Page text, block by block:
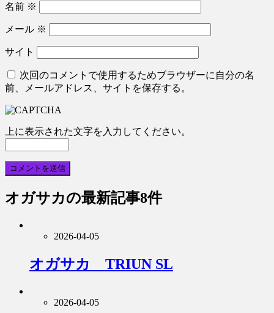
名前 ※
メール ※
サイト
次回のコメントで使用するためブラウザーに自分の名
前、メールアドレス、サイトを保存する。
上に表示された文字を入力してください。
オガサカの最新記事8件
2026-04-05
オガサカ TRIUN SL
2026-04-05